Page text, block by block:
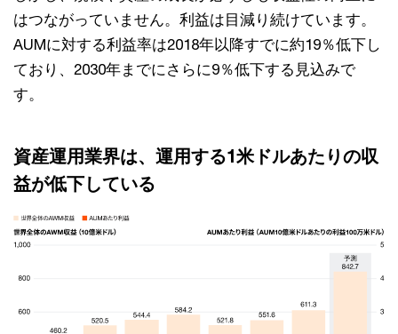
はつながっていません。利益は目減り続けています。
AUMに対する利益率は2018年以降すでに約19％低下し
ており、2030年までにさらに9％低下する見込みで
す。
資産運用業界は、運用する1米ドルあたりの収
益が低下している